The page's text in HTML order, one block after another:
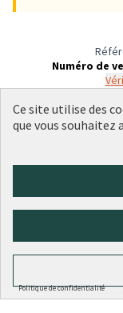
Numéro de
(Lien externe)
(Lien externe)
(Lien(Lien
(Lien externe)Open
(Lien externe)
Ce site utilise des
que vous souhaitez
Politique de confidentialité